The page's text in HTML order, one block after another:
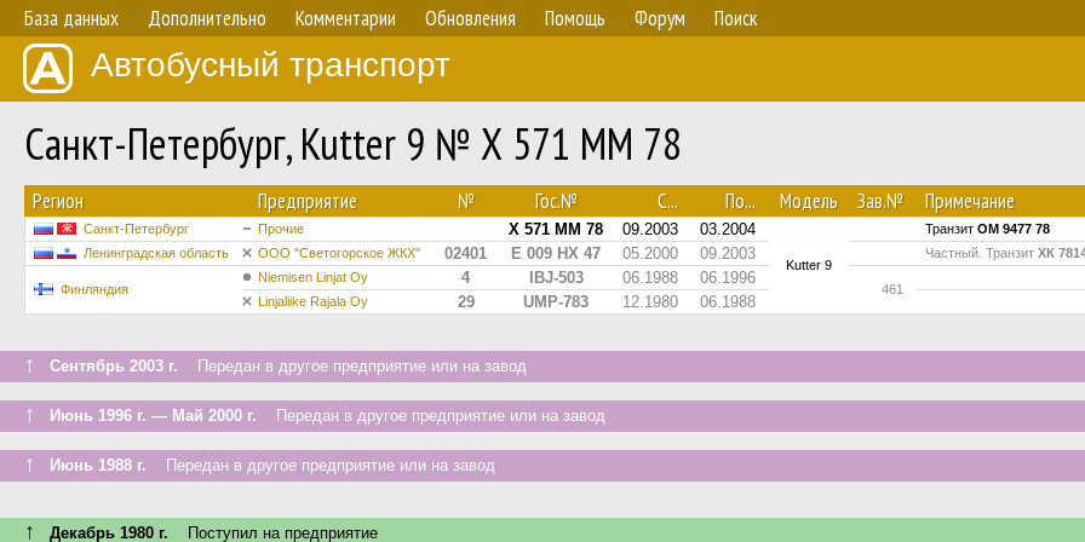
База данных Дополнительно Комментарии Обновления Помощь Форум Поиск
Автобусный транспорт
Санкт-Петербург, Kutter 9 № Х 571 ММ 78
Регион Предприятие № Гос.№ С... По... Модель Зав.№ Примечание
Санкт-Петербург Прочие Х 571 ММ 78 09.2003 03.2004
Kutter 9
Транзит ОМ 9477 78
Ленинградская область
ООО "Светогорское ЖКХ" 02401 Е 009 НХ 47 05.2000 09.2003 Частный. Транзит ХК
Финляндия
Niemisen Linjat Oy 4 IBJ-503 06.1988 06.1996
461
Linjaliike Rajala Oy
29 UMP-783 12.1980 06.1988
↑ Сентябрь 2003 г. Передан в другое предприятие или на завод
↑ Июнь 1996 г. — Май 2000 г. Передан в другое предприятие или на завод
↑ Июнь 1988 г. Передан в другое предприятие или на завод
↑ Декабрь 1980 г. Поступил на предприятие